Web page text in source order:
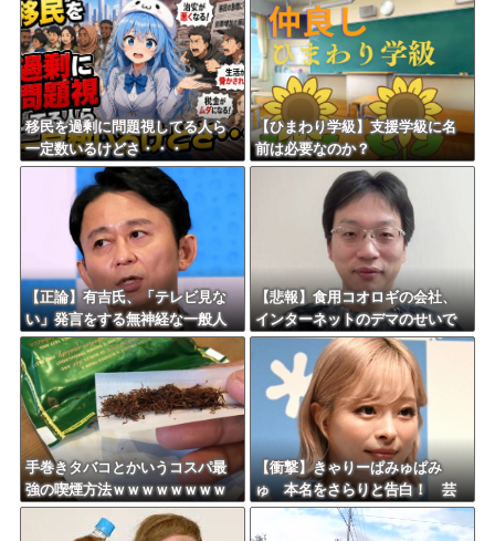
勇者♀「仲間に支払うはずのお金で新しい装備買っちゃったから>>3する」
8/4のニュース
日本旅行キャンセルすべきか…1万年ぶり史上最大級の火山の兆し＝韓国の反応
更新中止のお知らせ
海外「おめでとうタキ！」リヴァプール南野がバースデーゴール！！
Powered by livedoor 相互RSS
移民を過剰に問題視してる人ら
一定数いるけどさ・・・
【ひまわり学級】支援学級に名
前は必要なのか？
【正論】有吉氏、「テレビ見な
い」発言をする無神経な一般人
に憤慨ｗｗｗｗｗｗｗ
【悲報】食用コオロギの会社、
インターネットのデマのせいで
倒産ｗｗｗｗｗｗｗｗｗｗｗｗ
手巻きタバコとかいうコスパ最
強の喫煙方法ｗｗｗｗｗｗｗｗ
ｗｗｗｗｗ
【衝撃】きゃりーぱみゅぱみ
ゅ 本名をさらりと告白！ 芸
名の由来も明かす！！